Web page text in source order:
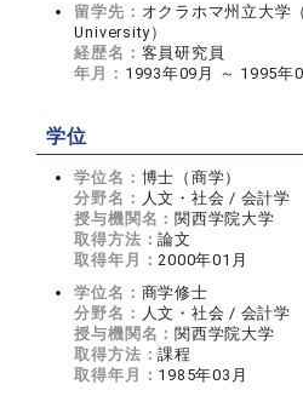
留学先： オクラホマ州立大学
University）
経歴名： 客員研究員
年月： 1993年09月 ～ 1995年
学位
学位名： 博士（商学）
分野名： 人文・社会 / 会計学
授与機関名： 関西学院大学
取得方法：論文
取得年月： 2000年01月
学位名： 商学修士
分野名： 人文・社会 / 会計学
授与機関名： 関西学院大学
取得方法：課程
取得年月： 1985年03月